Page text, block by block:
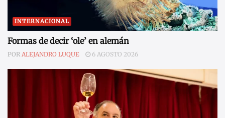
INTERNACIONAL
Formas de decir ‘ole’ en alemán
POR ALEJANDRO LUQUE 6 AGOSTO 2026